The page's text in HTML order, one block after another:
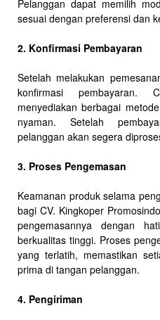
Pelanggan dapat memilih
sesuai dengan preferensi dan
2. Konfirmasi Pembayaran
Setelah melakukan
konfirmasi pembayaran.
menyediakan berbagai
nyaman. Setelah
pelanggan akan segera
3. Proses Pengemasan
Keamanan produk selama
bagi CV. Kingkoper
pengemasannya dengan
berkualitas tinggi. Proses
yang terlatih, memastikan
prima di tangan pelanggan.
4. Pengiriman